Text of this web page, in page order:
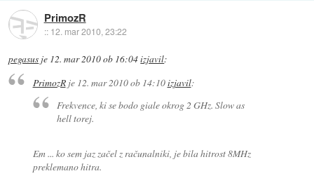
PrimozR
:: 12. mar 2010, 23:22
pegasus je 12. mar 2010 ob 16:04izjavil:
PrimozRje 12. mar 2010 ob 14:10izjavil:
Frekvence, ki se bodo giale okrog 2 GHz. Slow as
hell torej.
Em ... ko sem jaz začel z računalniki, je bila hitrost 8MHz
preklemano hitra.